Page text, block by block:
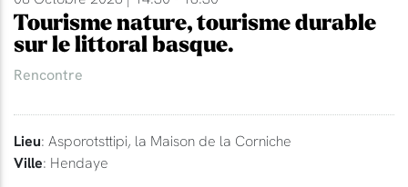
Tourisme nature, tourisme durable
sur le littoral basque.
Rencontre
Lieu: Asporotsttipi, la Maison de la Corniche
Ville: Hendaye